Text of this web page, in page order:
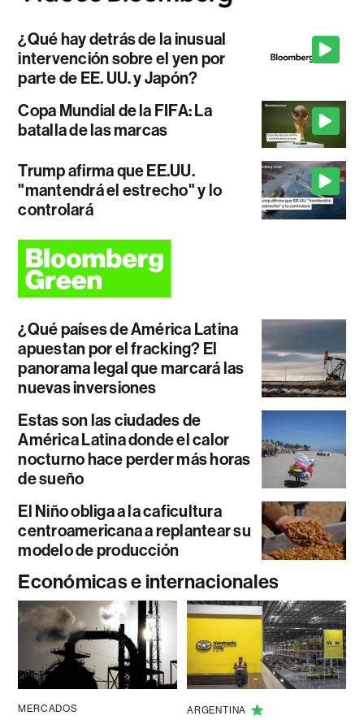
¿Qué hay detrás de la inusual
intervención sobre el yen por
parte de EE. UU. y Japón?
Copa Mundial de la FIFA: La
batalla de las marcas
Trump afirma que EE.UU.
"mantendrá el estrecho" y lo
controlará
¿Qué países de América Latina
apuestan por el fracking? El
panorama legal que marcará las
nuevas inversiones
Estas son las ciudades de
América Latina donde el calor
nocturno hace perder más horas
de sueño
El Niño obliga a la caficultura
centroamericana a replantear su
modelo de producción
Económicas e internacionales
MERCADOS ARGENTINA